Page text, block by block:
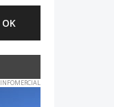
INFOMERCIAL